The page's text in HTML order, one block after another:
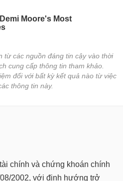
từ các nguồn đáng tin cậy vào thời
cung cấp thông tin tham khảo.
đối với bất kỳ kết quả nào từ việc
thông tin này.
chính và chứng khoán chính
2002, với định hướng trở